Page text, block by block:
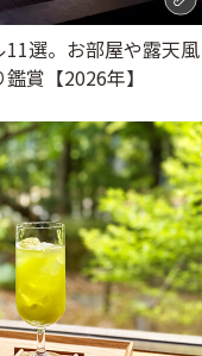
選。お部屋や露天風
賞【2026年】